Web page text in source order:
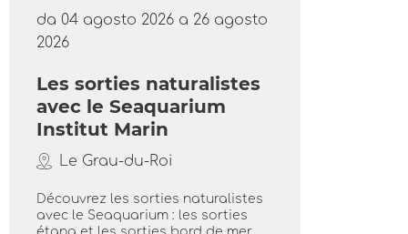
da 04 agosto 2026 a 26 agosto
2026
Les sorties naturalistes
avec le Seaquarium
Institut Marin
Le Grau-du-Roi
Découvrez les sorties naturalistes
avec le Seaquarium : les sorties